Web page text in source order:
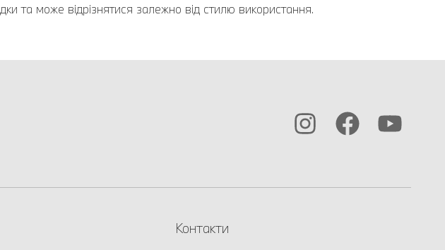
та може відрізнятися залежно від стилю використання.
Контакти